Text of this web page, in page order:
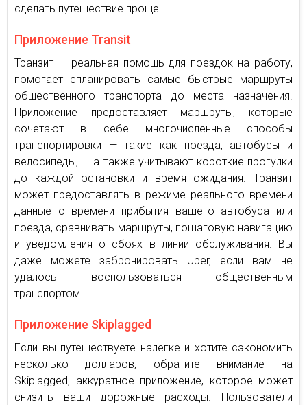
сделать путешествие проще.
Приложение Transit
Транзит — реальная помощь для поездок на работу,
помогает спланировать самые быстрые маршруты
общественного транспорта до места назначения.
Приложение предоставляет маршруты, которые
сочетают в себе многочисленные способы
транспортировки — такие как поезда, автобусы и
велосипеды, — а также учитывают короткие прогулки
до каждой остановки и время ожидания. Транзит
может предоставлять в режиме реального времени
данные о времени прибытия вашего автобуса или
поезда, сравнивать маршруты, пошаговую навигацию
и уведомления о сбоях в линии обслуживания. Вы
даже можете забронировать Uber, если вам не
удалось воспользоваться общественным
транспортом.
Приложение Skiplagged
Если вы путешествуете налегке и хотите сэкономить
несколько долларов, обратите внимание на
Skiplagged, аккуратное приложение, которое может
снизить ваши дорожные расходы. Пользователи